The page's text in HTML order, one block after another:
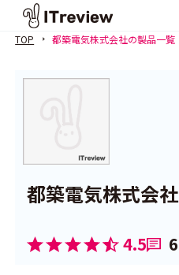
TOP 都築電気株式会社の製品一覧
都築電気株式会社
4.5 6